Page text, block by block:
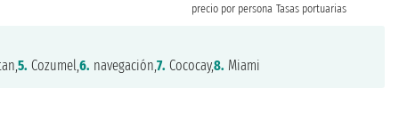
precio por persona Tasas portuarias
5. Cozumel,6. navegación,7. Cococay,8. Miami